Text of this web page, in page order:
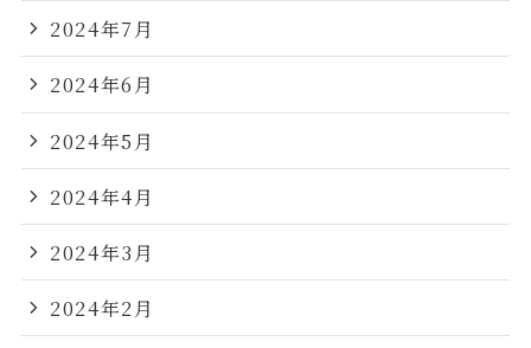
2024年7月
2024年6月
2024年5月
2024年4月
2024年3月
2024年2月